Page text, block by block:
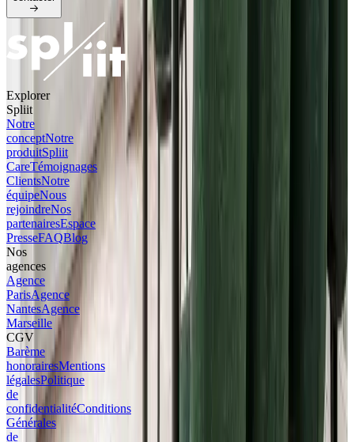
Explorer
Spliit
Notre
conceptNotre
produitSpliit
CareTémoignages
ClientsNotre
équipeNous
rejoindreNos
partenairesEspace
PresseFAQBlog
Nos
agences
Agence
ParisAgence
NantesAgence
Marseille
CGV
Barème
honorairesMentions
légalesPolitique
de
confidentialitéConditions
Générales
de